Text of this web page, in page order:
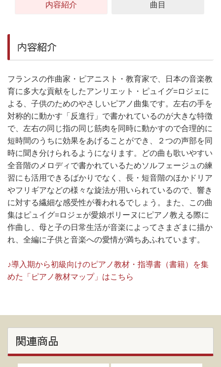
内容紹介 曲目
内容紹介
フランスの作曲家・ピアニスト・教育家で、日本の音楽教
育に多大な貢献をしたアンリエット・ピュイグ=ロジェに
よる、子供のためのやさしいピアノ曲集です。左右の手を
対称的に動かす「反進行」で書かれているのが大きな特徴
で、左右の同じ指の同じ筋肉を同時に動かすので合理的に
短時間のうちに効果をあげることができ、２つの声部を同
時に聞き分けられるようになります。どの曲も歌いやすい
全音階のメロディで書かれているためソルフェージュの練
習にも活用できるばかりでなく、長・短音階のほかドリア
やフリギアなどの様々な旋法が用いられているので、響き
に対する繊細な感受性が養われるでしょう。また、この曲
集はピュイグ=ロジェが愛娘ポリーヌにピアノ教える際に
作曲し、母と子の日常生活が音楽によってさまざまに描か
れ、全編に子供と音楽への愛情が満ちあふれています。
♪導入期から初級向けのピアノ教材・指導書（書籍）を集
めた「ピアノ教材マップ」はこちら
関連商品